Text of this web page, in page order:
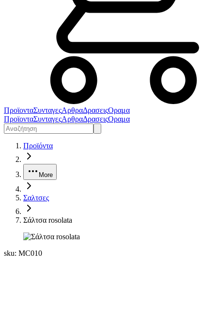
ΠροϊονταΣυνταγεςΑρθραΔρασειςΟραμα
ΠροϊονταΣυνταγεςΑρθραΔρασειςΟραμα
Προϊόντα
More
Σαλτσες
Σάλτσα rosolata
sku: MC010